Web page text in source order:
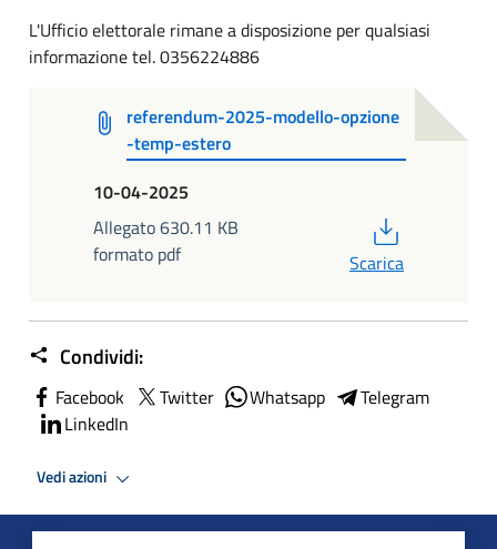
L'Ufficio elettorale rimane a disposizione per qualsiasi
informazione tel. 0356224886
referendum-2025-modello-opzione
-temp-estero
10-04-2025
Allegato 630.11 KB
formato pdf
Scarica
Condividi:
Facebook Twitter Whatsapp
Telegram
LinkedIn
Vedi azioni